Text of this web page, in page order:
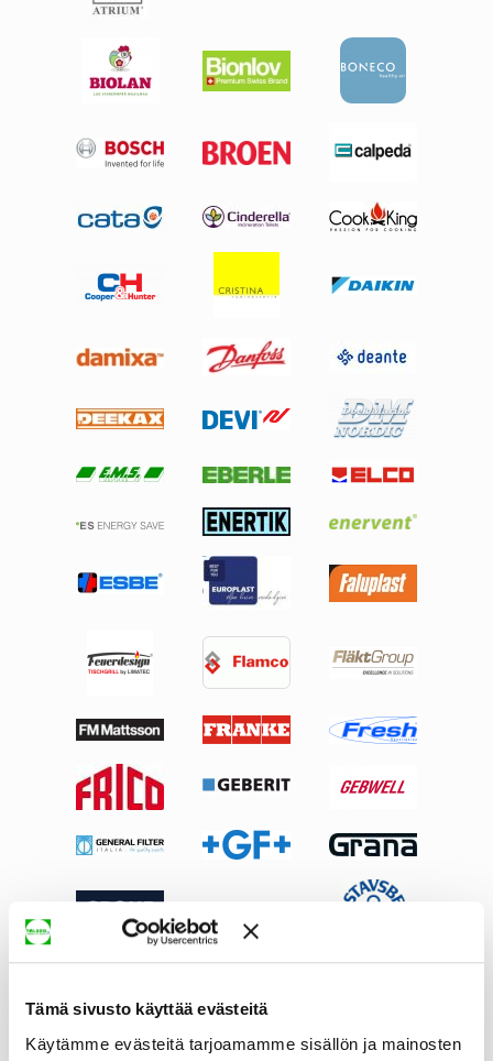
Tämä sivusto käyttää evästeitä
Käytämme evästeitä tarjoamamme sisällön ja mainosten